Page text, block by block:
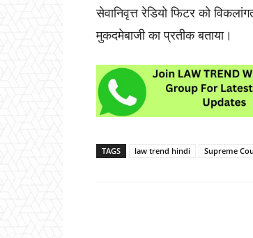
सेवानिवृत्त रेडियो फिटर को
मुकदमेबाजी का प्रतीक बताया।
TAGS law trend hindi Supreme